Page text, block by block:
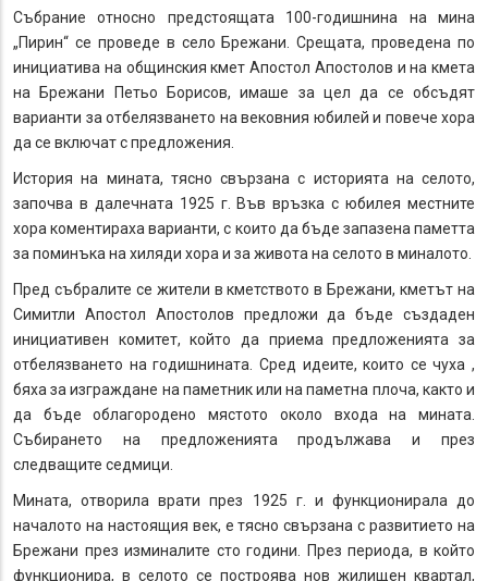
Събрание относно предстоящата 100-годишнина на мина
„Пирин“ се проведе в село Брежани. Срещата, проведена по
инициатива на общинския кмет Апостол Апостолов и на кмета
на Брежани Петьо Борисов, имаше за цел да се обсъдят
варианти за отбелязването на вековния юбилей и повече хора
да се включат с предложения.
История на мината, тясно свързана с историята на селото,
започва в далечната 1925 г. Във връзка с юбилея местните
хора коментираха варианти, с които да бъде запазена паметта
за поминъка на хиляди хора и за живота на селото в миналото.
Пред събралите се жители в кметството в Брежани, кметът на
Симитли Апостол Апостолов предложи да бъде създаден
инициативен комитет, който да приема предложенията за
отбелязването на годишнината. Сред идеите, които се чуха ,
бяха за изграждане на паметник или на паметна плоча, както и
да бъде облагородено мястото около входа на мината.
Събирането на предложенията продължава и през
следващите седмици.
Мината, отворила врати през 1925 г. и функционирала до
началото на настоящия век, е тясно свързана с развитието на
Брежани през изминалите сто години. През периода, в който
функционира, в селото се построява нов жилищен квартал,